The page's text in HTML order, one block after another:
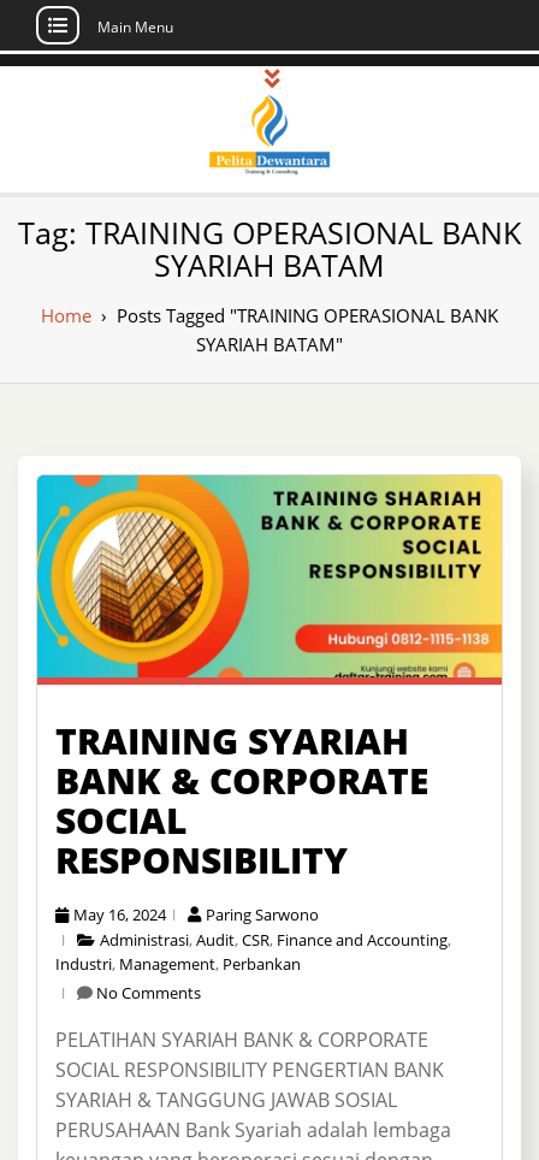
Skip
Main Menu
Pusat Pelatihan
dan Sertifikasi –
Daftar Training
Indonesia
Sertifikasi di Indonesia
Tag: TRAINING OPERASIONAL BANK
SYARIAH BATAM
Home › Posts Tagged "TRAINING OPERASIONAL BANK
SYARIAH BATAM"
TRAINING SYARIAH
BANK & CORPORATE
SOCIAL
RESPONSIBILITY
May 16, 2024
Paring Sarwono
Administrasi,Audit,CSR, Finance and Accounting,
Industri, Management, Perbankan
No Comments
PELATIHAN SYARIAH BANK & CORPORATE
SOCIAL RESPONSIBILITY PENGERTIAN BANK
SYARIAH & TANGGUNG JAWAB SOSIAL
PERUSAHAAN Bank Syariah adalah lembaga